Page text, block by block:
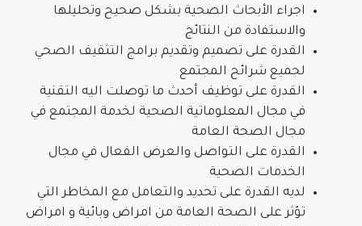
اجراء الأبحاث الصحية بشكل صحيح وتحليلها
والاستفادة من النتائج
القدرة على تصميم وتقديم برامج التثقيف الصحي
لجميع شرائح المجتمع
القدرة على توظيف أحدث ما توصلت اليه التقنية
في مجال المعلوماتية الصحية لخدمة المجتمع في
مجال الصحة العامة
القدرة على التواصل والعرض الفعال في مجال
الخدمات الصحية
لديه القدرة على تحديد والتعامل مع المخاطر التي
تؤثر على الصحة العامة من امراض وبائية و امراض